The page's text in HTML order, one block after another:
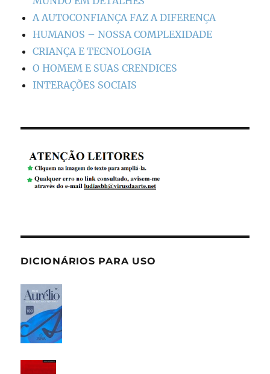
A AUTOCONFIANÇA FAZ A DIFERENÇA
HUMANOS – NOSSA COMPLEXIDADE
CRIANÇA E TECNOLOGIA
O HOMEM E SUAS CRENDICES
INTERAÇÕES SOCIAIS
DICIONÁRIOS PARA USO